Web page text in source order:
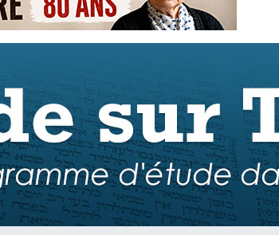
sur WhatsApp
une bénédiction
un don pour Sauvez la jambe de Yohan
en groupe sur Zoom
Box Music
une bénédiction